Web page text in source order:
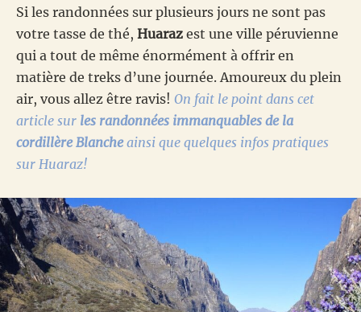
Si les randonnées sur plusieurs jours ne sont pas
votre tasse de thé, Huaraz est une ville péruvienne
qui a tout de même énormément à offrir en
matière de treks d’une journée. Amoureux du plein
air, vous allez être ravis! On fait le point dans cet
article sur les randonnées immanquables de la
cordillère Blancheainsi que quelques infos pratiques
sur Huaraz!